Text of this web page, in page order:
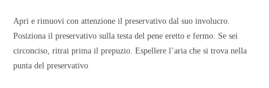
Apri e rimuovi con attenzione il preservativo dal suo involucro.
Posiziona il preservativo sulla testa del pene eretto e fermo. Se sei
circonciso, ritrai prima il prepuzio. Espellere l’aria che si trova nella
punta del preservativo